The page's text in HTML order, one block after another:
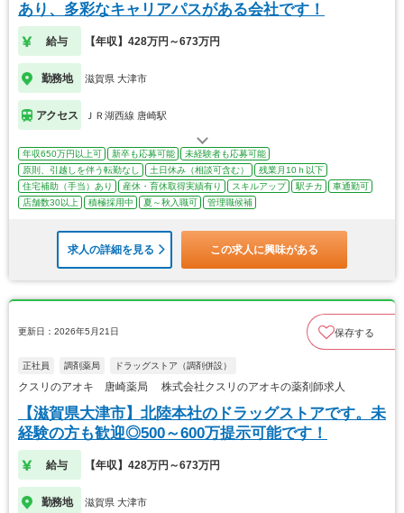
あり、多彩なキャリアパスがある会社です！
給与 【年収】428万円～673万円
勤務地 滋賀県 大津市
アクセス ＪＲ湖西線 唐崎駅
年収650万円以上可 新卒も応募可能
未経験者も応募可能
原則、引越しを伴う転勤なし
土日休み（相談可含む）
残業月10ｈ以下
住宅補助（手当）あり
産休・育休取得実績有り スキルアップ 駅チカ
車通勤可
店舗数30以上
積極採用中 夏～秋入職可 管理職候補
求人の詳細を見る この求人に興味がある
更新日：2026年5月21日 保存する
正社員 調剤薬局 ドラッグストア（調剤併設）
クスリのアオキ 唐崎薬局 株式会社クスリのアオキの薬剤師求人
【滋賀県大津市】北陸本社のドラッグストアです。未
経験の方も歓迎◎500～600万提示可能です！
給与 【年収】428万円～673万円
勤務地 滋賀県 大津市